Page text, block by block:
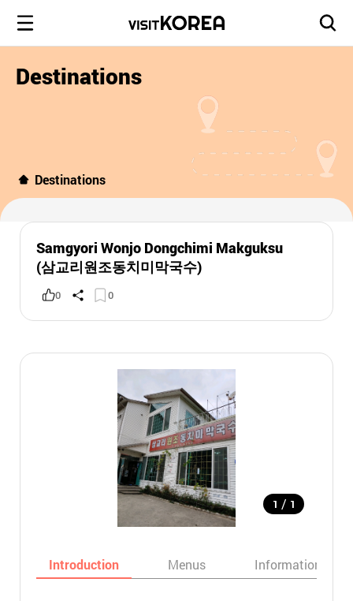
Destinations
Destinations
Samgyori Wonjo Dongchimi Makguksu
(삼교리원조동치미막국수)
0 0
1 / 1
Introduction Menus Informations